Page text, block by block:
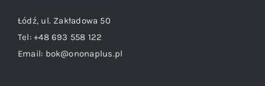
Łódź, ul. Zakładowa 50
Tel:+48 693 558 122
Email: bok@ononaplus.pl